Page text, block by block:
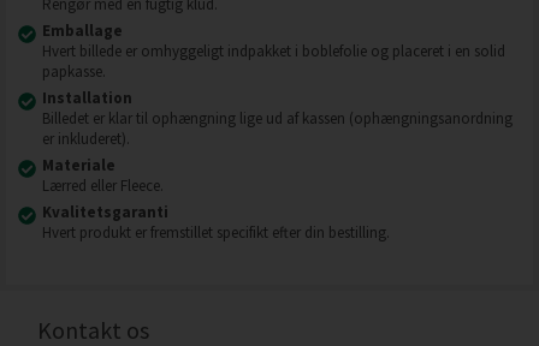
Emballage
Hvert billede er omhyggeligt indpakket i boblefolie og placeret i en solid
papkasse.
Installation
Billedet er klar til ophængning lige ud af kassen (ophængningsanordning
er inkluderet).
Materiale
Lærred eller Fleece.
Kvalitetsgaranti
Hvert produkt er fremstillet specifikt efter din bestilling.
Kontakt os